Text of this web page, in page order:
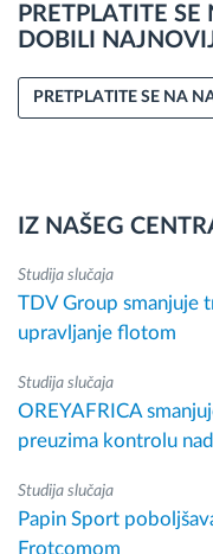
PRETPLATITE
DOBILI
PRETPLATITE SE NA
IZ NAŠEG
Studija slučaja
TDV Group smanjuje
upravljanje flotom
Studija slučaja
OREYAFRICA
preuzima kontrolu
Studija slučaja
Papin Sport
Frotcomom